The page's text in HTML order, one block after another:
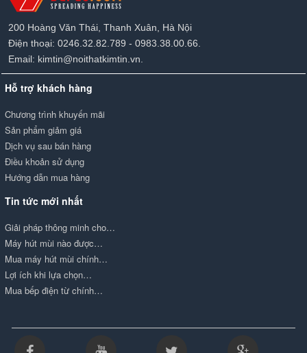
200 Hoàng Văn Thái, Thanh Xuân, Hà Nội
Điện thoại: 0246.32.82.789 - 0983.38.00.66.
Email: kimtin@noithatkimtin.vn.
Hỗ trợ khách hàng
Chương trình khuyến mãi
Sản phẩm giảm giá
Dịch vụ sau bán hàng
Điều khoản sử dụng
Hướng dẫn mua hàng
Tin tức mới nhất
Giải pháp thông minh cho…
Máy hút mùi nào được…
Mua máy hút mùi chính…
Lợi ích khi lựa chọn…
Mua bếp điện từ chính…